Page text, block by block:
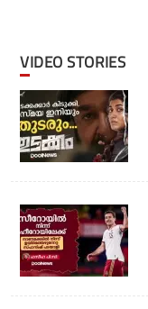
VIDEO STORIES